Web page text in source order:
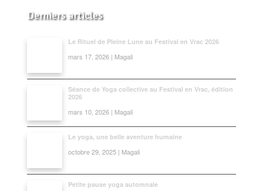
Derniers articles
Le Rituel de Pleine Lune au Festival en Vrac 2026
mars 17, 2026 | Magali
Séance de Yoga collective au Festival en Vrac, édition
2026
mars 10, 2026 | Magali
Le yoga, une belle aventure humaine
octobre 29, 2025 | Magali
Petite pause yoga automnale